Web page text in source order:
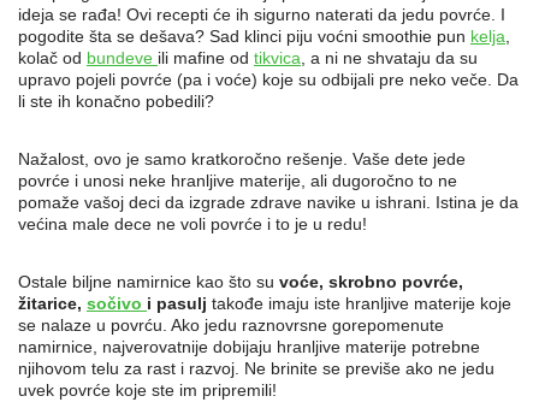
ideja se rađa! Ovi recepti će ih sigurno naterati da jedu povrće. I
pogodite šta se dešava? Sad klinci piju voćni smoothie pun kelja,
kolač od bundeve ili mafine od tikvica, a ni ne shvataju da su
upravo pojeli povrće (pa i voće) koje su odbijali pre neko veče. Da
li ste ih konačno pobedili?
Nažalost, ovo je samo kratkoročno rešenje. Vaše dete jede
povrće i unosi neke hranljive materije, ali dugoročno to ne
pomaže vašoj deci da izgrade zdrave navike u ishrani. Istina je da
većina male dece ne voli povrće i to je u redu!
Ostale biljne namirnice kao što su voće, skrobno povrće,
žitarice, sočivo i pasulj takođe imaju iste hranljive materije koje
se nalaze u povrću. Ako jedu raznovrsne gorepomenute
namirnice, najverovatnije dobijaju hranljive materije potrebne
njihovom telu za rast i razvoj. Ne brinite se previše ako ne jedu
uvek povrće koje ste im pripremili!